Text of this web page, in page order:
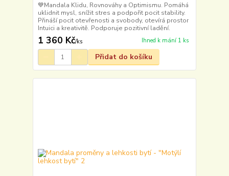
💙Mandala Klidu, Rovnováhy a Optimismu. Pomáhá
uklidnit mysl, snížit stres a podpořit pocit stability.
Přináší pocit otevřenosti a svobody, otevírá prostor
Intuici a kreativitě. Podporuje pozitivní ladění.
1 360 Kč/ks Ihned k mání 1 ks
Přidat do košíku